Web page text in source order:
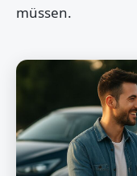
müssen.